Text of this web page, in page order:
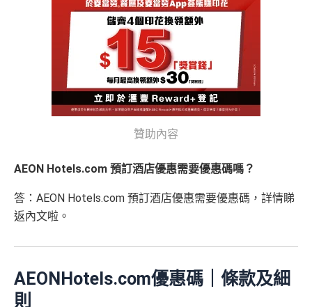
贊助內容
AEON Hotels.com 預訂酒店優惠需要優惠碼嗎？
答：AEON Hotels.com 預訂酒店優惠需要優惠碼，詳情睇
返內文啦。
AEONHotels.com優惠碼｜條款及細
則